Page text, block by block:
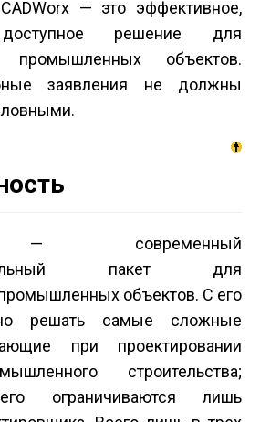
— это эффективное,
решение для
промышленных объектов.
заявления не должны
— современный
пакет для
объектов. С его
решать самые сложные
при проектировании
строительства;
ограничиваются лишь